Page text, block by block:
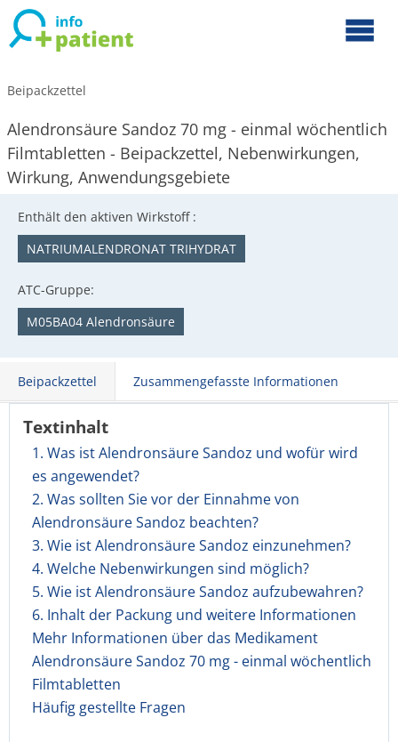
Beipackzettel
Alendronsäure Sandoz 70 mg - einmal wöchentlich
Filmtabletten - Beipackzettel, Nebenwirkungen,
Wirkung, Anwendungsgebiete
Enthält den aktiven Wirkstoff :
NATRIUMALENDRONAT TRIHYDRAT
ATC-Gruppe:
M05BA04 Alendronsäure
Beipackzettel Zusammengefasste Informationen
Textinhalt
1. Was ist Alendronsäure Sandoz und wofür wird
es angewendet?
2. Was sollten Sie vor der Einnahme von
Alendronsäure Sandoz beachten?
3. Wie ist Alendronsäure Sandoz einzunehmen?
4. Welche Nebenwirkungen sind möglich?
5. Wie ist Alendronsäure Sandoz aufzubewahren?
6. Inhalt der Packung und weitere Informationen
Mehr Informationen über das Medikament
Alendronsäure Sandoz 70 mg - einmal wöchentlich
Filmtabletten
Häufig gestellte Fragen